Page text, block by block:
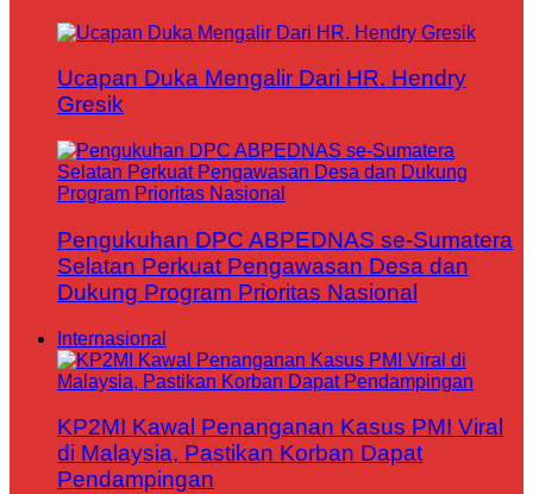
Ucapan Duka Mengalir Dari HR. Hendry
Gresik
Pengukuhan DPC ABPEDNAS se-Sumatera
Selatan Perkuat Pengawasan Desa dan
Dukung Program Prioritas Nasional
Internasional
KP2MI Kawal Penanganan Kasus PMI Viral
di Malaysia, Pastikan Korban Dapat
Pendampingan